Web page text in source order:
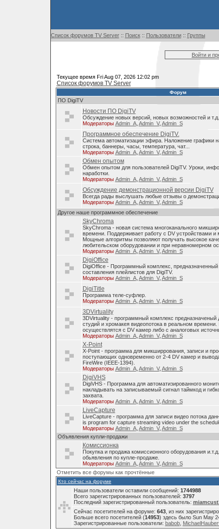
Список форумов TV Server:: Поиск:: Пользователи:: Группы
Войти и
Текущее время Fri Aug 07, 2026 12:02 pm
Список форумов TV Server
Форум
ПО DigiTV
Новости ПО DigiTV
Обсуждение новых версий, новых возможностей и т.д.
Модераторы Admin_A, Admin_V, Admin_S
Программное обеспечение DigiTV.
Система автоматизации эфира. Наложение графики
строка, баннеры, часы, температура, чат...
Модераторы Admin_A, Admin_V, Admin_S
Обмен опытом
Обмен опытом для пользователей DigiTV. Уроки,
наработки.
Модераторы Admin_A, Admin_V, Admin_S
Обсуждение демонстрационной версии DigiTV
Всегда рады выслушать любые отзывы о
Модераторы Admin_A, Admin_V, Admin_S
Другое наше программное обеспечение
SkyChroma
SkyChroma - новая система многоканального
времени. Поддерживает работу с DV устройствами
Мощные алгоритмы позволяют получать высокое
любительском оборудовании и при неравномерном
Модераторы Admin_A, Admin_V, Admin_S
DigiOffice
DigiOffice - Программный комплекс, предназначенный
составления плейлистов для DigiTV.
Модераторы Admin_A, Admin_V, Admin_S
DigiTitle
Программа теле-суфлер.
Модераторы Admin_A, Admin_V, Admin_S
3DVirtuality
3DVirtuality - программный комплекс предназначеный
студий и хромакея видеопотока в реальном
осуществлятся с DV камер либо с аналоговых
Модераторы Admin_A, Admin_V, Admin_S
X-Point
X-Point - программа для микширрования, записи и
поступающих одновременно от 2-4 DV камер и
FireWire (IEEE-1394).
Модераторы Admin_A, Admin_V, Admin_S
DigiVHS
DigiVHS - Программа для автоматизированного
накладывать на записываемый сигнал таймкод и
захвата.
Модераторы Admin_A, Admin_V, Admin_S
LiveCapture
LiveCapture - программа для записи видео потока
is program for capture streaming video under the
Модераторы Admin_A, Admin_V, Admin_S
Объявления купли-продажи
Комиссионка
Покупка и продажа комиссионного оборудования
обьявления по купле-продаже.
Модераторы Admin_A, Admin_V, Admin_S
Отметить все форумы как прочтённые
Кто сейчас на форуме
Наши пользователи оставили сообщений: 1744988
Всего зарегистрированных пользователей: 3797
Последний зарегистрированный пользователь:
Сейчас посетителей на форуме: 643, из них
Больше всего посетителей (14953) здесь было Sun May
Зарегистрированные пользователи: babob,